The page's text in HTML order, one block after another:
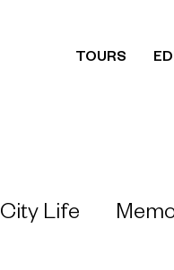
TOURS
City Life